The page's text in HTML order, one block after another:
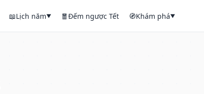
📖Lịch năm▼ 🧧Đếm ngược Tết 🧭Khám phá▼